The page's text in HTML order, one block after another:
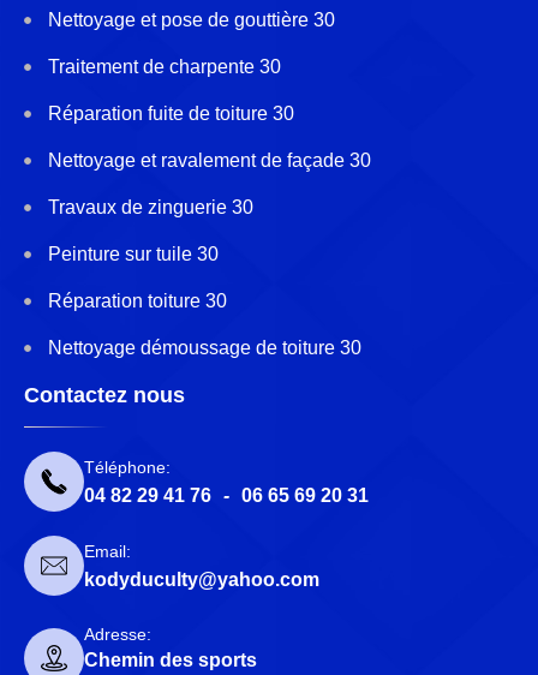
Nettoyage et pose de gouttière 30
Traitement de charpente 30
Réparation fuite de toiture 30
Nettoyage et ravalement de façade 30
Travaux de zinguerie 30
Peinture sur tuile 30
Réparation toiture 30
Nettoyage démoussage de toiture 30
Contactez nous
Téléphone:
04 82 29 41 76 - 06 65 69 20 31
Email:
kodyduculty@yahoo.com
Adresse:
Chemin des sports